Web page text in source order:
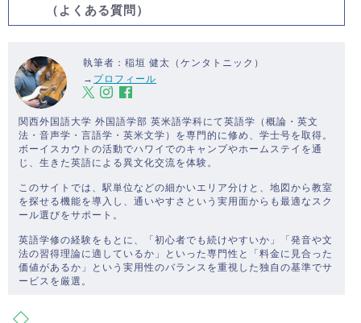
（よくある質問）
執筆者：稲垣 健太（ケンタトニック）
→ プロフィール
関西外国語大学 外国語学部 英米語学科にて英語学（概論・英文
法・音声学・言語学・英米文学）を専門的に修め、学士号を取得。
ボーイスカウトの活動でハワイでのキャンプやホームステイを通
じ、生きた英語による異文化交流を体験。
このサイトでは、駅単位などの細かいエリア分けと、地図から教室
を探せる機能を導入し、通いやすさという実用面からも最適なスク
ール選びをサポート。
英語学修の経験をもとに、「初心者でも続けやすいか」「発音や文
法の習得理論に適しているか」といった専門性と「料金に見合った
価値があるか」という実用性のバランスを重視した独自の基準でサ
ービスを厳選。